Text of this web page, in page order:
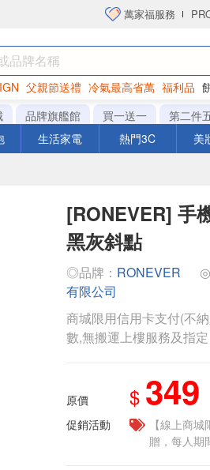
萬家福服務
父親節送禮 冷氣最高省萬 福利品
洋芋片
品牌旗艦館 買一送一 第二件
生活家電 熱門3C 美
[RONEVER] 手
黑灰斜點
◎品牌： RONEVER
有限公司
商城限用信用卡支付(不
數,無搬運上樓服務及指
原價 $ 349
促銷活動
【線上商
贈，每人期